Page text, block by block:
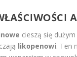
cieszą się
likopenowi. Ten